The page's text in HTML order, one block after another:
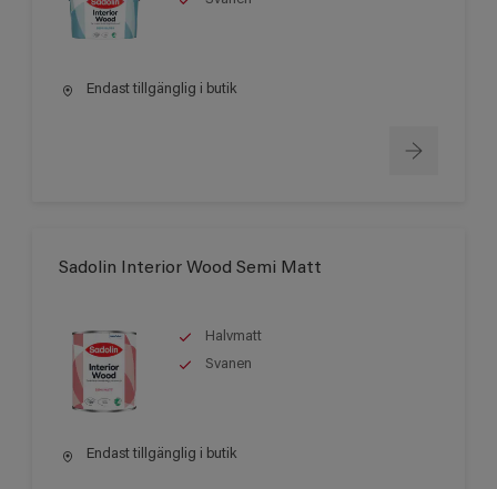
Endast tillgänglig i butik
Sadolin Interior Wood Semi Matt
Halvmatt
Svanen
Endast tillgänglig i butik